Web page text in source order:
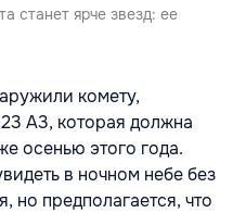
станет ярче звезд: ее
комету,
А3, которая должна
осенью этого года.
в ночном небе без
но предполагается, что